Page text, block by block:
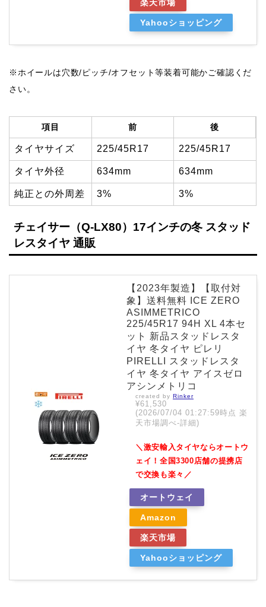
楽天市場
Yahooショッピング
※ホイールは穴数/ピッチ/オフセット等装着可能かご確認くだ
さい。
項目 前 後
タイヤサイズ 225/45R17 225/45R17
タイヤ外径 634mm 634mm
純正との外周差 3% 3%
チェイサー（Q-LX80）17インチの冬 スタッド
レスタイヤ 通販
【2023年製造】【取付対
象】送料無料 ICE ZERO
ASIMMETRICO
225/45R17 94H XL 4本セ
ット 新品スタッドレスタ
イヤ 冬タイヤ ピレリ
PIRELLI スタッドレスタ
イヤ 冬タイヤ アイスゼロ
アシンメトリコ
created by Rinker
¥61,530
(2026/07/04 01:27:59時点 楽
天市場調べ-詳細)
＼激安輸入タイヤならオートウ
ェイ！全国3300店舗の提携店
で交換も楽々／
オートウェイ
Amazon
楽天市場
Yahooショッピング